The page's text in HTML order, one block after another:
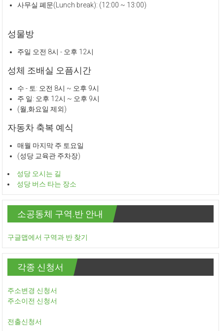
사무실 폐문(Lunch break): (12:00 ~ 13:00)
성물방
주일 오전 8시 - 오후 12시
성체 조배실 오픔시간
수 - 토: 오전 8시 ~ 오후 9시
주 일: 오후 12시 ~ 오후 9시
(월,화요일 제외)
자동차 축복 예식
매월 마지막 주 토요일
(성당 교육관 주차장)
성당 오시는 길
성당 버스 타는 장소
소공동체 구역.반 안내
구글맵에서 구역과 반 찾기
각종 신청서
주소변경 신청서
주소이전 신청서
전출신청서